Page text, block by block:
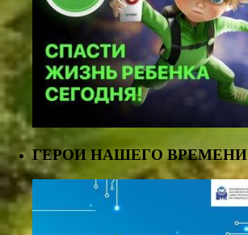
ГЕРОИ НАШЕГО ВРЕМЕНИ